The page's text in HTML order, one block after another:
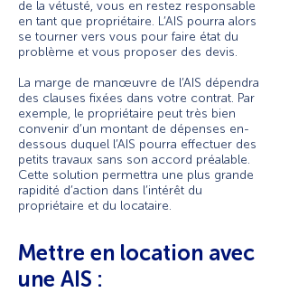
de la vétusté, vous en restez responsable
en tant que propriétaire. L’AIS pourra alors
se tourner vers vous pour faire état du
problème et vous proposer des devis.
La marge de manœuvre de l’AIS dépendra
des clauses fixées dans votre contrat. Par
exemple, le propriétaire peut très bien
convenir d’un montant de dépenses en-
dessous duquel l’AIS pourra effectuer des
petits travaux sans son accord préalable.
Cette solution permettra une plus grande
rapidité d’action dans l’intérêt du
propriétaire et du locataire.
Mettre en location avec
une AIS :